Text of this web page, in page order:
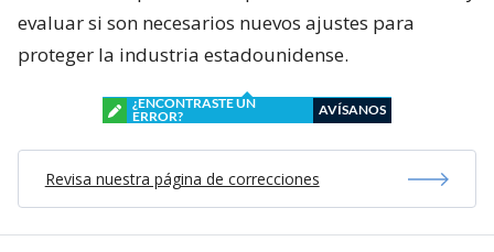
evaluar si son necesarios nuevos ajustes para
proteger la industria estadounidense.
¿ENCONTRASTE UN
ERROR?
AVÍSANOS
Revisa nuestra página de correcciones